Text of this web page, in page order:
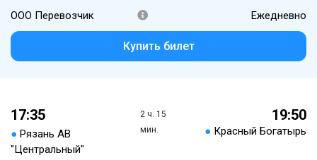
ООО Перевозчик Ежедневно
Купить билет
17:35
● Рязань АВ
"Центральный"
2 ч. 15
мин.
19:50
● Красный Богатырь